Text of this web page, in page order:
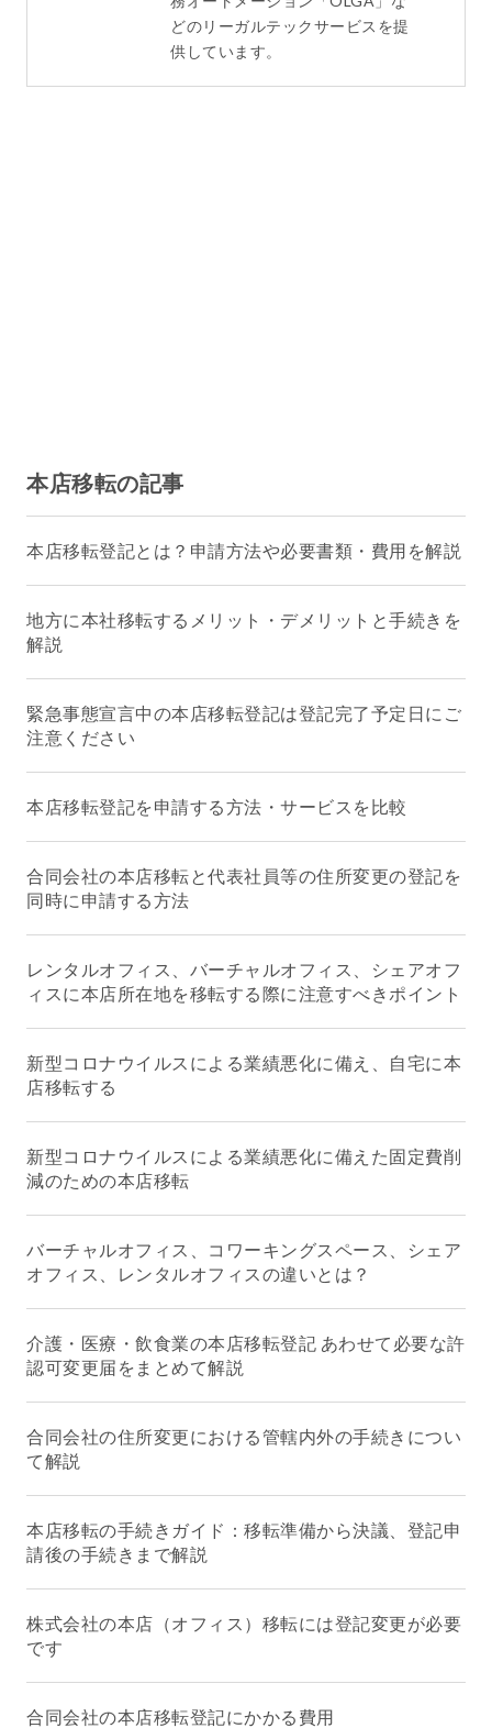
どのリーガルテックサービスを提
供しています。
本店移転の記事
本店移転登記とは？申請方法や必要書類・費用を解説
地方に本社移転するメリット・デメリットと手続きを
解説
緊急事態宣言中の本店移転登記は登記完了予定日にご
注意ください
本店移転登記を申請する方法・サービスを比較
合同会社の本店移転と代表社員等の住所変更の登記を
同時に申請する方法
レンタルオフィス、バーチャルオフィス、シェアオフ
ィスに本店所在地を移転する際に注意すべきポイント
新型コロナウイルスによる業績悪化に備え、自宅に本
店移転する
新型コロナウイルスによる業績悪化に備えた固定費削
減のための本店移転
バーチャルオフィス、コワーキングスペース、シェア
オフィス、レンタルオフィスの違いとは？
介護・医療・飲食業の本店移転登記 あわせて必要な許
認可変更届をまとめて解説
合同会社の住所変更における管轄内外の手続きについ
て解説
本店移転の手続きガイド：移転準備から決議、登記申
請後の手続きまで解説
株式会社の本店（オフィス）移転には登記変更が必要
です
合同会社の本店移転登記にかかる費用